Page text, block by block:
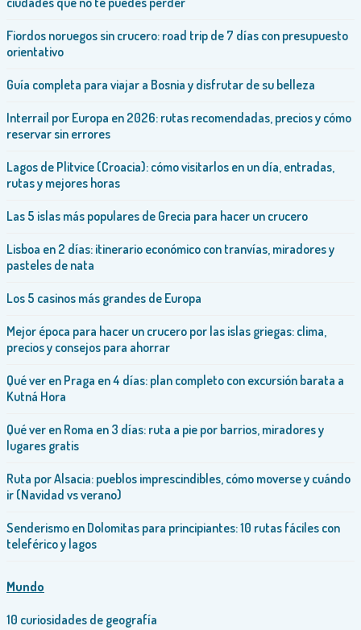
Fiordos noruegos sin crucero: road trip de 7 días con presupuesto
orientativo
Guía completa para viajar a Bosnia y disfrutar de su belleza
Interrail por Europa en 2026: rutas recomendadas, precios y cómo
reservar sin errores
Lagos de Plitvice (Croacia): cómo visitarlos en un día, entradas,
rutas y mejores horas
Las 5 islas más populares de Grecia para hacer un crucero
Lisboa en 2 días: itinerario económico con tranvías, miradores y
pasteles de nata
Los 5 casinos más grandes de Europa
Mejor época para hacer un crucero por las islas griegas: clima,
precios y consejos para ahorrar
Qué ver en Praga en 4 días: plan completo con excursión barata a
Kutná Hora
Qué ver en Roma en 3 días: ruta a pie por barrios, miradores y
lugares gratis
Ruta por Alsacia: pueblos imprescindibles, cómo moverse y cuándo
ir (Navidad vs verano)
Senderismo en Dolomitas para principiantes: 10 rutas fáciles con
teleférico y lagos
Mundo
10 curiosidades de geografía